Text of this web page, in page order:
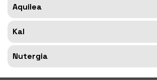
Aquilea
Kal
Nutergia